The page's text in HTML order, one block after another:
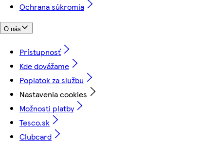
Ochrana súkromia
O nás
Prístupnosť
Kde dovážame
Poplatok za službu
Nastavenia cookies
Možnosti platby
Tesco.sk
Clubcard